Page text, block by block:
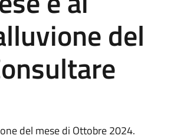
del
del mese di Ottobre 2024.